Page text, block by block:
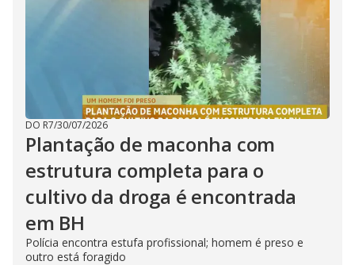
DO R7/30/07/2026
Plantação de maconha com
estrutura completa para o
cultivo da droga é encontrada
em BH
Polícia encontra estufa profissional; homem é preso e
outro está foragido